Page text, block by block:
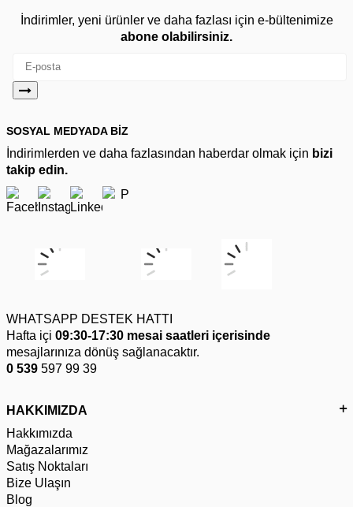
İndirimler, yeni ürünler ve daha fazlası için e-bültenimize
abone olabilirsiniz.
SOSYAL MEDYADA BİZ
İndirimlerden ve daha fazlasından haberdar olmak için bizi
takip edin.
WHATSAPP DESTEK HATTI
Hafta içi 09:30-17:30 mesai saatleri içerisinde
mesajlarınıza dönüş sağlanacaktır.
0 539 597 99 39
HAKKIMIZDA
Hakkımızda
Mağazalarımız
Satış Noktaları
Bize Ulaşın
Blog